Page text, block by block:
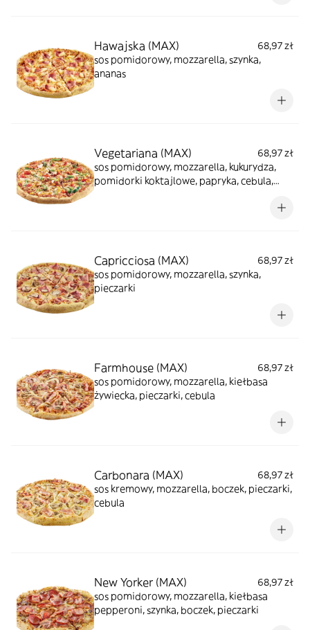
Hawajska (MAX)
68,97 zł
sos pomidorowy, mozzarella, szynka,
ananas
Vegetariana (MAX)
68,97 zł
sos pomidorowy, mozzarella, kukurydza,
pomidorki koktajlowe, papryka, cebula,
Capricciosa (MAX)
68,97 zł
sos pomidorowy, mozzarella, szynka,
pieczarki
Farmhouse (MAX)
68,97 zł
sos pomidorowy, mozzarella, kiełbasa
żywiecka, pieczarki, cebula
Carbonara (MAX)
68,97 zł
sos kremowy, mozzarella, boczek, pieczarki,
cebula
New Yorker (MAX)
68,97 zł
sos pomidorowy, mozzarella, kiełbasa
pepperoni, szynka, boczek, pieczarki